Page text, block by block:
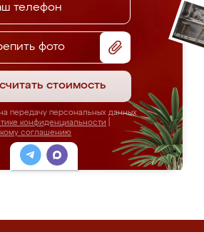
фото
стоимость
передачу персональных данных
конфиденциальности
соглашению